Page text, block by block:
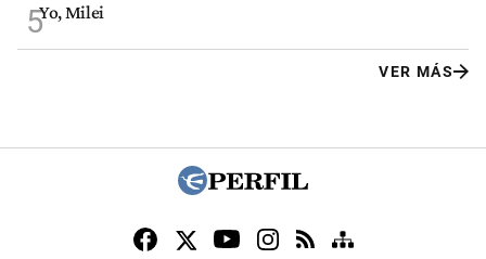
5Yo, Milei
VER MÁS